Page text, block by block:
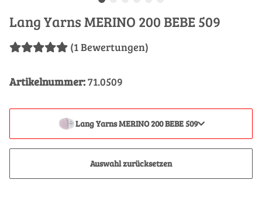
Lang Yarns MERINO 200 BEBE 509
(1 Bewertungen)
Artikelnummer:71.0509
Lang Yarns MERINO 200 BEBE 509
Auswahl zurücksetzen